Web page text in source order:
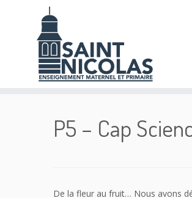
P5 – Cap
De la fleur au fruit… Nous avons